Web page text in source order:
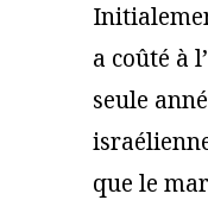
a coûté à
seule
que le